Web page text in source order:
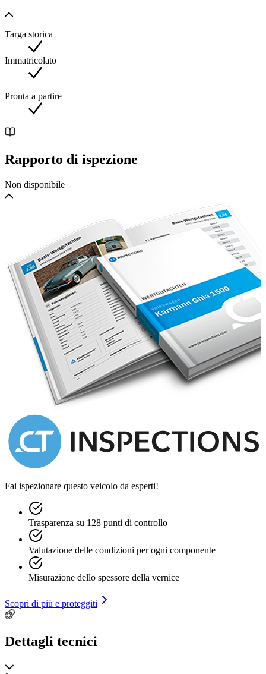
9351PV LEEK, NL 0594-516604 http://www.hofman.nl
Targa storica
Immatricolato
Pronta a partire
Rapporto di ispezione
Non disponibile
Fai ispezionare questo veicolo da esperti!
Trasparenza su 128 punti di controllo
Valutazione delle condizioni per ogni componente
Misurazione dello spessore della vernice
Scopri di più e proteggiti
Dettagli tecnici